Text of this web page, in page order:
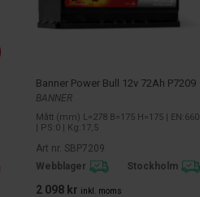
Banner Power Bull 12v 72Ah P7209
BANNER
Mått (mm) L=278 B=175 H=175 | EN:660
| PS:0 | Kg:17,5
Art nr. SBP7209
Webblager
Stockholm
2 098 kr inkl. moms